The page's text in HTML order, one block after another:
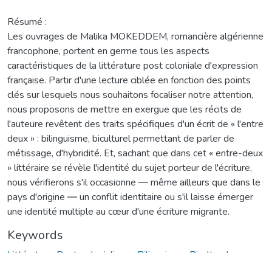
Résumé :
Les ouvrages de Malika MOKEDDEM, romancière algérienne
francophone, portent en germe tous les aspects
caractéristiques de la littérature post coloniale d'expression
française. Partir d'une lecture ciblée en fonction des points
clés sur lesquels nous souhaitons focaliser notre attention,
nous proposons de mettre en exergue que les récits de
l'auteure revêtent des traits spécifiques d'un écrit de « l'entre
deux » : bilinguisme, biculturel permettant de parler de
métissage, d'hybridité. Et, sachant que dans cet « entre-deux
» littéraire se révèle l'identité du sujet porteur de l'écriture,
nous vérifierons s'il occasionne ― même ailleurs que dans le
pays d'origine ― un conflit identitaire ou s'il laisse émerger
une identité multiple au cœur d'une écriture migrante.
Keywords